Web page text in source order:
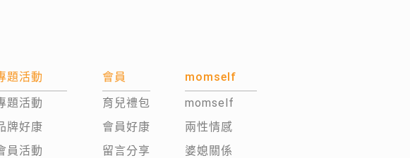
題活動
題活動
牌好康
員活動
會員
育兒禮包
會員好康
留言分享
momself
momself
兩性情感
婆媳關係